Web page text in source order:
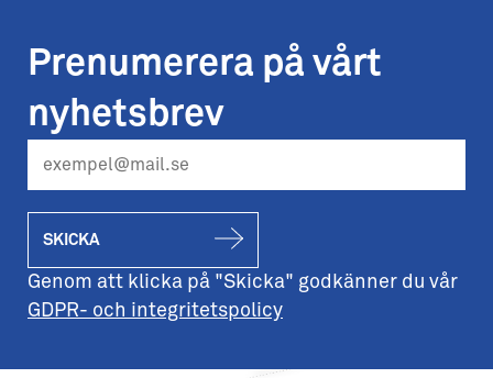
Prenumerera på vårt
nyhetsbrev
SKICKA
Genom att klicka på "Skicka" godkänner du vår
GDPR- och integritetspolicy